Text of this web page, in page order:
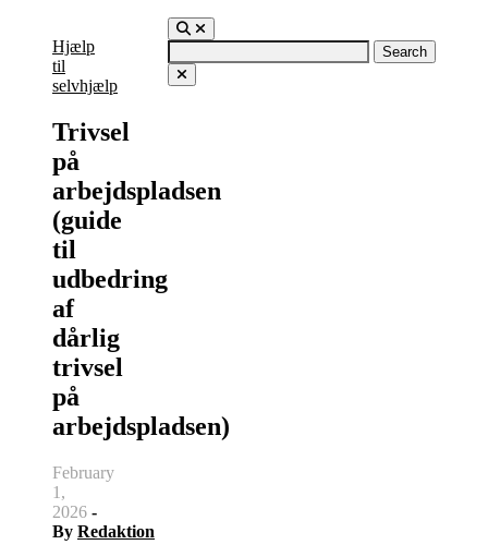
Search
for:
Hjælp
til
selvhjælp
Trivsel
på
arbejdspladsen
(guide
til
udbedring
af
dårlig
trivsel
på
arbejdspladsen)
February
1,
2026 -
By Redaktion